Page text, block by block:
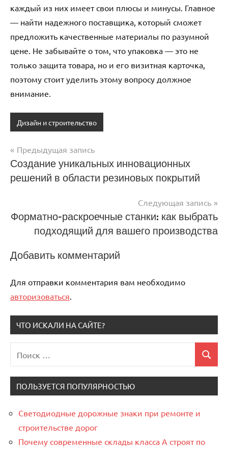
каждый из них имеет свои плюсы и минусы. Главное
— найти надежного поставщика, который сможет
предложить качественные материалы по разумной
цене. Не забывайте о том, что упаковка — это не
только защита товара, но и его визитная карточка,
поэтому стоит уделить этому вопросу должное
внимание.
Дизайн и строительство
Навигация
по
Предыдущая запись
Создание уникальных инновационных
решений в области резиновых покрытий
Следующая запись
Форматно-раскроечные станки: как выбрать
подходящий для вашего производства
Добавить комментарий
Для отправки комментария вам необходимо
авторизоваться.
ЧТО ИСКАЛИ НА САЙТЕ?
для:
Поиск
ПОЛЬЗУЕТСЯ ПОПУЛЯРНОСТЬЮ
Светодиодные дорожные знаки при ремонте и
строительстве дорог
Почему современные склады класса А строят по